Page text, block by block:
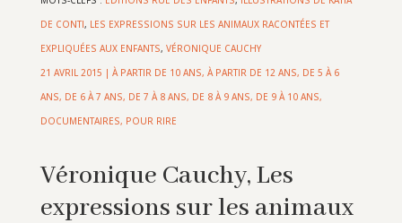
DE CONTI, LES EXPRESSIONS SUR LES ANIMAUX RACONTÉES ET
EXPLIQUÉES AUX ENFANTS, VÉRONIQUE CAUCHY
21 AVRIL 2015 | À PARTIR DE 10 ANS, À PARTIR DE 12 ANS, DE 5 À 6
ANS, DE 6 À 7 ANS, DE 7 À 8 ANS, DE 8 À 9 ANS, DE 9 À 10 ANS,
DOCUMENTAIRES, POUR RIRE
Véronique Cauchy, Les
expressions sur les animaux